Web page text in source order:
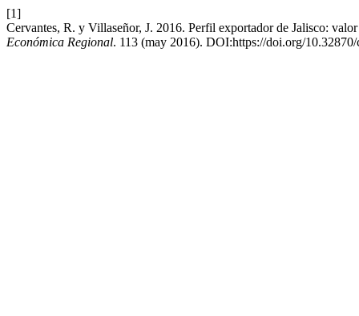
[1]
Cervantes, R. y Villaseñor, J. 2016. Perfil exportador de Jalisco:
Económica Regional. 113 (may 2016). DOI:https://doi.org/